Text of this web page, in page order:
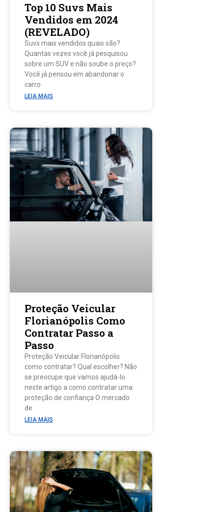
Top 10 Suvs Mais
Vendidos em 2024
(REVELADO)
Suvs mais vendidos quais são?
Quantas vezes você já pesquisou
sobre um SUV e não soube o preço?
Você já pensou em abandonar o
carro
LEIA MAIS
Proteção Veicular
Florianópolis Como
Contratar Passo a
Passo
Proteção Veicular Florianópolis
como contratar? Qual escolher? Não
se preocupe que vamos ajudá-lo
neste artigo a como contratar uma
proteção de confiança O mercado
de
LEIA MAIS